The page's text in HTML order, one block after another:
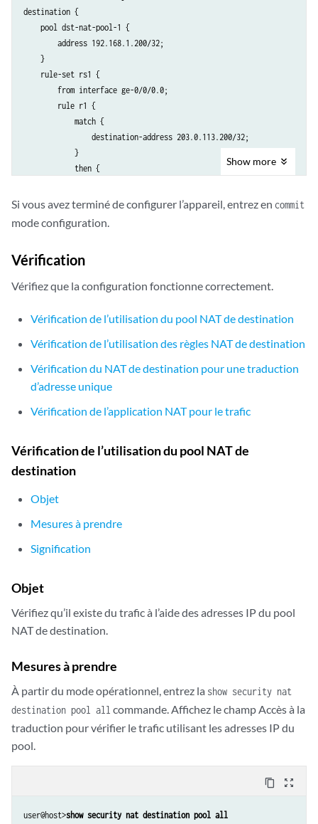
destination {
    pool dst-nat-pool-1 {
        address 192.168.1.200/32;
    }
    rule-set rs1 {
        from interface ge-0/0/0.0;
        rule r1 {
            match {
                destination-address 203.0.113.200/32;
            }
            then {
            }
    proxy-arp {
            address {
            }
        }
[edit]
user@host# show security address-book
    address server-1 192.168.1.200/32;
user@host# show security policies
from-zone untrust to-zone trust {
        match {
            destination-address server-1;
            application any;
            permit;
Show more
Si vous avez terminé de configurer l’appareil, entrez en commit
mode configuration.
Vérification
Vérifiez que la configuration fonctionne correctement.
Vérification de l’utilisation du pool NAT de destination
Vérification de l’utilisation des règles NAT de destination
Vérification du NAT de destination pour une traduction
d’adresse unique
Vérification de l’application NAT pour le trafic
Vérification de l’utilisation du pool NAT de
destination
Objet
Mesures à prendre
Signification
Objet
Vérifiez qu’il existe du trafic à l’aide des adresses IP du pool
NAT de destination.
Mesures à prendre
À partir du mode opérationnel, entrez la show security nat
destination pool all commande. Affichez le champ Accès à la
traduction pour vérifier le trafic utilisant les adresses IP du
pool.
content_copy zoom_out_map
user@host>show security nat destination pool all